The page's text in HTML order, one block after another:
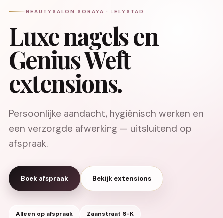
BEAUTYSALON SORAYA · LELYSTAD
Luxe nagels en
Genius Weft
extensions.
Persoonlijke aandacht, hygiënisch werken en
een verzorgde afwerking — uitsluitend op
afspraak.
Boek afspraak Bekijk extensions
Alleen op afspraak Zaanstraat 6-K